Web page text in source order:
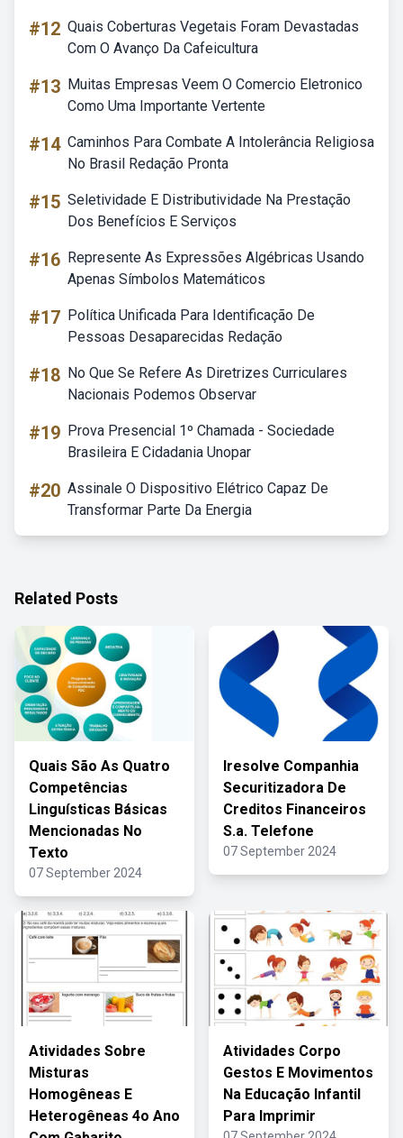
#12 Quais Coberturas Vegetais Foram Devastadas
Com O Avanço Da Cafeicultura
#13 Muitas Empresas Veem O Comercio Eletronico
Como Uma Importante Vertente
#14 Caminhos Para Combate A Intolerância Religiosa
No Brasil Redação Pronta
#15 Seletividade E Distributividade Na Prestação
Dos Benefícios E Serviços
#16 Represente As Expressões Algébricas Usando
Apenas Símbolos Matemáticos
#17 Política Unificada Para Identificação De
Pessoas Desaparecidas Redação
#18 No Que Se Refere As Diretrizes Curriculares
Nacionais Podemos Observar
#19 Prova Presencial 1º Chamada - Sociedade
Brasileira E Cidadania Unopar
#20 Assinale O Dispositivo Elétrico Capaz De
Transformar Parte Da Energia
Related Posts
Quais São As Quatro
Competências
Linguísticas Básicas
Mencionadas No
Texto
07 September 2024
Iresolve Companhia
Securitizadora De
Creditos Financeiros
S.a. Telefone
07 September 2024
Atividades Sobre
Misturas
Homogêneas E
Heterogêneas 4o Ano
Atividades Corpo
Gestos E Movimentos
Na Educação Infantil
Para Imprimir